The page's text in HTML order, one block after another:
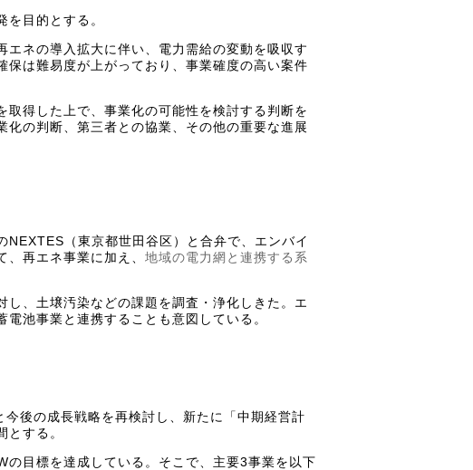
目的とする。
ネの導入拡大に伴い、電力需給の変動を吸収す
は難易度が上がっており、事業確度の高い案件
得した上で、事業化の可能性を検討する判断を
の判断、第三者との協業、その他の重要な進展
（東京都世田谷区）と合弁で、エンバイ
再エネ事業に加え、 地域の電力網と連携する系
、土壌汚染などの課題を調査・浄化しきた。エ
池事業と連携することも意図している。
後の成長戦略を再検討し、新たに「中期経営計
する。
目標を達成している。そこで、主要3事業を以下